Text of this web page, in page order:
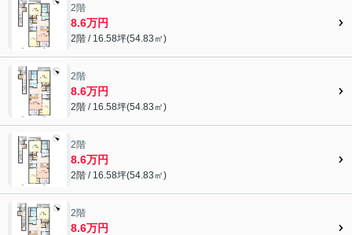
2階
8.6万円
2階 / 16.58坪(54.83㎡)
2階
8.6万円
2階 / 16.58坪(54.83㎡)
2階
8.6万円
2階 / 16.58坪(54.83㎡)
2階
8.6万円